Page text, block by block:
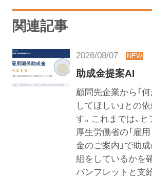
関連記事
2026/08/07
助成金提案AI
顧問先企業から「
してほしい」との
す。これまでは、ヒ
厚生労働省の「雇
金のご案内」で助
組をしているかを
パンフレットと支